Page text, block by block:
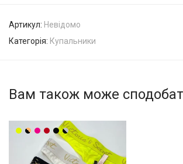
Артикул: Невідомо
Категорія: Купальники
Вам також може